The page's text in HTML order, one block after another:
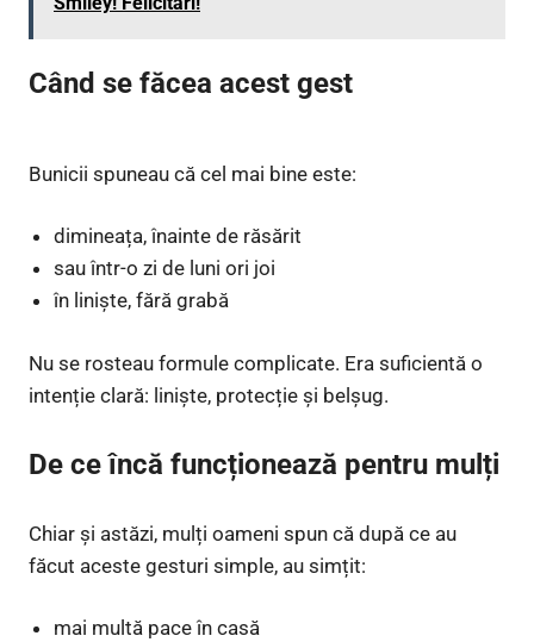
Când se făcea acest gest
Bunicii spuneau că cel mai bine este:
dimineața, înainte de răsărit
sau într-o zi de luni ori joi
în liniște, fără grabă
Nu se rosteau formule complicate. Era suficientă o
intenție clară: liniște, protecție și belșug.
De ce încă funcționează pentru mulți
Chiar și astăzi, mulți oameni spun că după ce au
făcut aceste gesturi simple, au simțit:
mai multă pace în casă